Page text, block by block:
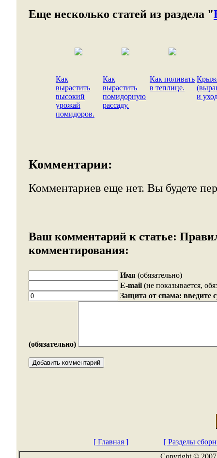
Еще несколько статей из раздела "
Как
вырастить
высокий
урожай
помидоров.
Как
вырастить
помидорную
рассаду.
Как поливать
в теплице.
и
Комментарии:
Комментариев еще нет. Вы будете
Ваш комментарий к статье:
комментирования:
Имя (обязательно)
E-mail (не показывается,
Защита от спама: введите
(обязательно)
[ Главная ]
[ Разделы
Copyright ©